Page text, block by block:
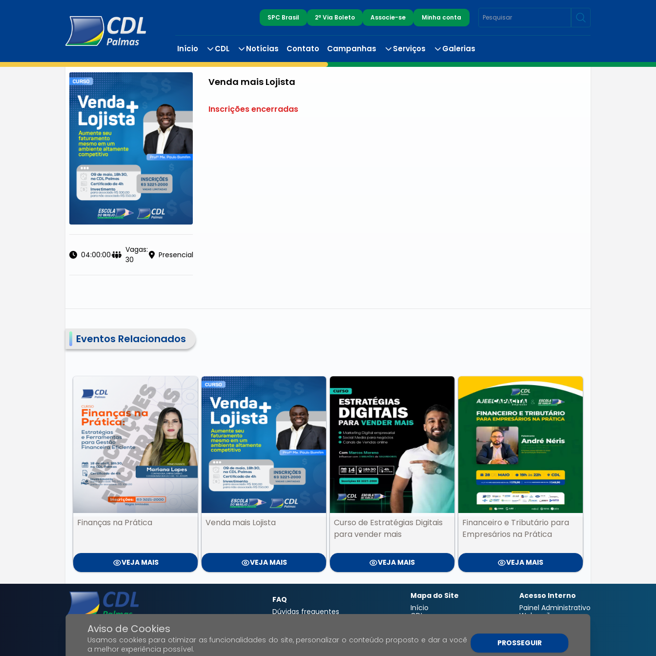
SPC Brasil 2ª Via Boleto Associe-se Minha conta
Início CDL Notícias Contato Campanhas Serviços Galerias
04:00:00
Vagas:
30
Presencial
Venda mais Lojista
Inscrições encerradas
Eventos Relacionados
Finanças na Prática
VEJA MAIS
Venda mais Lojista
VEJA MAIS
Curso de Estratégias Digitais
para vender mais
VEJA MAIS
Financeiro e Tributário para
Empresários na Prática
VEJA MAIS
Aviso de Cookies
Usamos cookies para otimizar as funcionalidades do site, personalizar o conteúdo proposto e dar a você
a melhor experiência possível.
PROSSEGUIR
FAQ
Dúvidas frequentes
Política de privacidade
Termos de Uso
Mapa do Site
Início
CDL
Campanhas
Acesso Interno
Painel Administrativo
Webmail